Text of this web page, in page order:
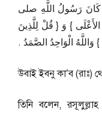
كَانَ رَسُولُ اللَّهِ صلى
‏}‏ وَ ‏{‏ قُلْ لِلَّذِينَ
وَاللَّهُ الْوَاحِدُ الصَّمَدُ ‏.‏
উবাই ইবনু কা’ব (রাঃ)
তিনি বলেন, রসূলু্ল্লাহ